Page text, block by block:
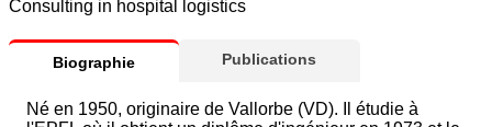
Consulting in hospital logistics
Biographie Publications
Né en 1950, originaire de Vallorbe (VD). Il étudie à